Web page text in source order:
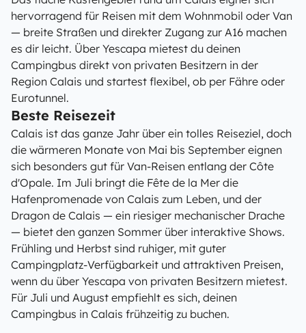
hervorragend für Reisen mit dem Wohnmobil oder Van
— breite Straßen und direkter Zugang zur A16 machen
es dir leicht. Über Yescapa mietest du deinen
Campingbus direkt von privaten Besitzern in der
Region Calais und startest flexibel, ob per Fähre oder
Eurotunnel.
Beste Reisezeit
Calais ist das ganze Jahr über ein tolles Reiseziel, doch
die wärmeren Monate von Mai bis September eignen
sich besonders gut für Van-Reisen entlang der Côte
d'Opale. Im Juli bringt die Fête de la Mer die
Hafenpromenade von Calais zum Leben, und der
Dragon de Calais — ein riesiger mechanischer Drache
— bietet den ganzen Sommer über interaktive Shows.
Frühling und Herbst sind ruhiger, mit guter
Campingplatz-Verfügbarkeit und attraktiven Preisen,
wenn du über Yescapa von privaten Besitzern mietest.
Für Juli und August empfiehlt es sich, deinen
Campingbus in Calais frühzeitig zu buchen.